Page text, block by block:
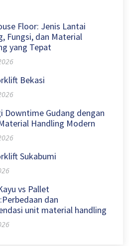
Floor: Jenis Lantai
Fungsi, dan Material
yang Tepat
Bekasi
Downtime Gudang dengan
Handling Modern
Sukabumi
vs Pallet
dan
unit material handling